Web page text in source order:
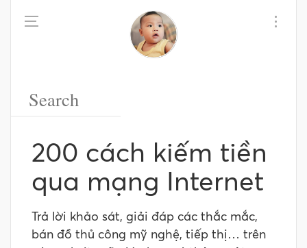
200 cách kiếm tiền
qua mạng Internet
Trả lời khảo sát, giải đáp các thắc mắc,
bán đồ thủ công mỹ nghệ, tiếp thị… trên